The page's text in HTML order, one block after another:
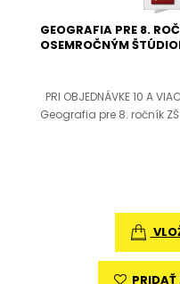
GEOGRAFIA PRE 8.
OSEMROČNÝM
PRI OBJEDNÁVKE 10 A
Geografia pre 8. ročník ZŠ
PRIDAŤ